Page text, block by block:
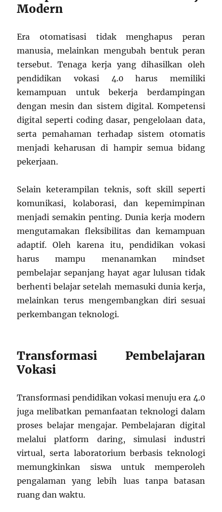
Modern
Era otomatisasi tidak menghapus peran
manusia, melainkan mengubah bentuk peran
tersebut. Tenaga kerja yang dihasilkan oleh
pendidikan vokasi 4.0 harus memiliki
kemampuan untuk bekerja berdampingan
dengan mesin dan sistem digital. Kompetensi
digital seperti coding dasar, pengelolaan data,
serta pemahaman terhadap sistem otomatis
menjadi keharusan di hampir semua bidang
pekerjaan.
Selain keterampilan teknis, soft skill seperti
komunikasi, kolaborasi, dan kepemimpinan
menjadi semakin penting. Dunia kerja modern
mengutamakan fleksibilitas dan kemampuan
adaptif. Oleh karena itu, pendidikan vokasi
harus mampu menanamkan mindset
pembelajar sepanjang hayat agar lulusan tidak
berhenti belajar setelah memasuki dunia kerja,
melainkan terus mengembangkan diri sesuai
perkembangan teknologi.
Transformasi Pembelajaran
Vokasi
Transformasi pendidikan vokasi menuju era 4.0
juga melibatkan pemanfaatan teknologi dalam
proses belajar mengajar. Pembelajaran digital
melalui platform daring, simulasi industri
virtual, serta laboratorium berbasis teknologi
memungkinkan siswa untuk memperoleh
pengalaman yang lebih luas tanpa batasan
ruang dan waktu.